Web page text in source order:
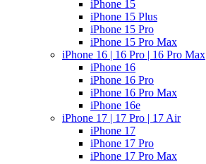
iPhone 15
iPhone 15 Plus
iPhone 15 Pro
iPhone 15 Pro Max
iPhone 16 | 16 Pro | 16 Pro Max
iPhone 16
iPhone 16 Pro
iPhone 16 Pro Max
iPhone 16e
iPhone 17 | 17 Pro | 17 Air
iPhone 17
iPhone 17 Pro
iPhone 17 Pro Max